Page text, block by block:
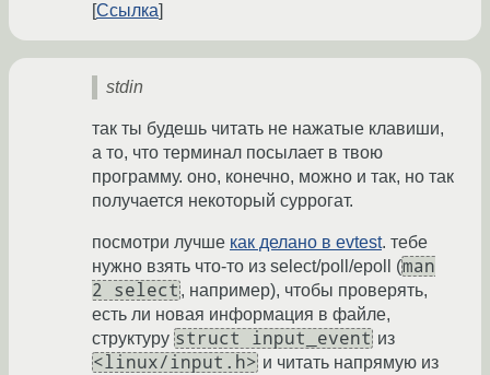
Ссылка
stdin
так ты будешь читать не нажатые клавиши,
а то, что терминал посылает в твою
программу. оно, конечно, можно и так, но так
получается некоторый суррогат.
посмотри лучше как делано в evtest. тебе
нужно взять что-то из select/poll/epoll (man
2 select , например), чтобы проверять,
есть ли новая информация в файле,
структуру struct input_event из
<linux/input.h> и читать напрямую из